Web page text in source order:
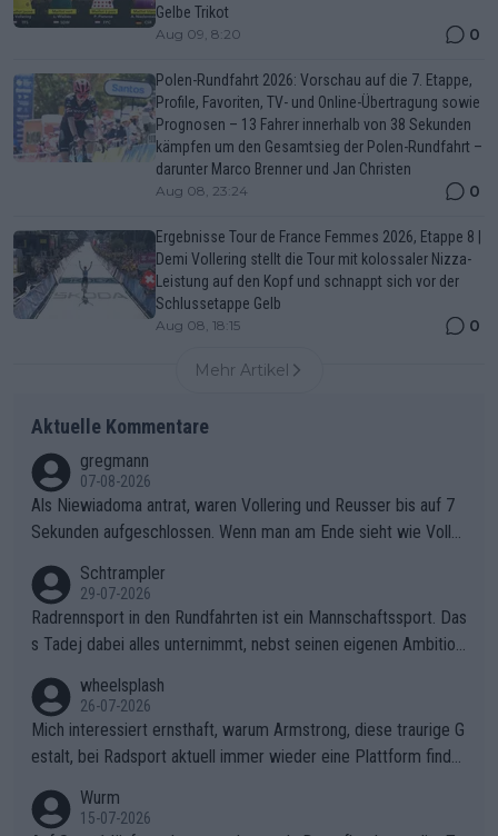
Gelbe Trikot
Aug 09, 8:20 0
Polen-Rundfahrt 2026: Vorschau auf die 7. Etappe,
Profile, Favoriten, TV- und Online-Übertragung sowie
Prognosen – 13 Fahrer innerhalb von 38 Sekunden
kämpfen um den Gesamtsieg der Polen-Rundfahrt –
darunter Marco Brenner und Jan Christen
Aug 08, 23:24 0
Ergebnisse Tour de France Femmes 2026, Etappe 8 |
Demi Vollering stellt die Tour mit kolossaler Nizza-
Leistung auf den Kopf und schnappt sich vor der
Schlussetappe Gelb
Aug 08, 18:15 0
Mehr Artikel
Aktuelle Kommentare
gregmann
07-08-2026
Als Niewiadoma antrat, waren Vollering und Reusser bis auf 7
Sekunden aufgeschlossen. Wenn man am Ende sieht wie Voller
ering die 7 Sekunden zu Niewiadoma nicht geschlossen hat un
d den Abstand hat anwachsen lassen. Ein schwerer taktischer
Fehler, der den Tour Sieg kosten wird.Diese Beobachtung trifft
Zögerlichkeit von Demi Vollering in diesem Moment war das e
ntscheidende Puzzleteil, das Katarzyna Niewiadoma die Tür z
um Gelben Trikot geöffnet hat.Das taktische Dilemma am Mon
t VentouxDie psychologische Falle: Vollering spekulierte in die
ser Phase darauf, dass Marlen Reusser im Gelben Trikot die N
achführarbeit leistet, um ihre Gesamtführung zu verteidigen.De
Schtrampler
29-07-2026
Radrennsport in den Rundfahrten ist ein Mannschaftssport. Das
s Tadej dabei alles unternimmt, nebst seinen eigenen Ambition
ganze Team auch mental stark zu machen und konkret am Erf
olg teilzuhaben, ist ihm ganz hoch anzurechnen. Das ist ein Zei
chen weit über den Radsport hinaus.
wheelsplash
26-07-2026
Mich interessiert ernsthaft, warum Armstrong, diese traurige G
estalt, bei Radsport aktuell immer wieder eine Plattform finde
Wurm
15-07-2026